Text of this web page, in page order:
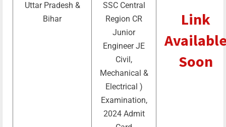
Uttar Pradesh &
Bihar
SSC Central
Region CR
Junior
Engineer JE
Civil,
Mechanical &
Electrical )
Examination,
2024 Admit
Link
Soon